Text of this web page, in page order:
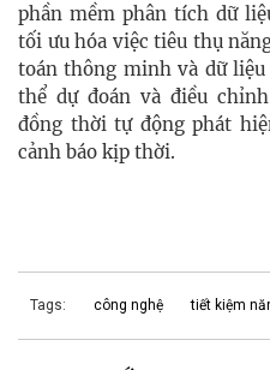
phần mềm phân tích dữ
tối ưu hóa việc tiêu thụ
toán thông minh và dữ
thể dự đoán và điều
đồng thời tự động phát
cảnh báo kịp thời.
Tags: công nghệ tiết kiệm